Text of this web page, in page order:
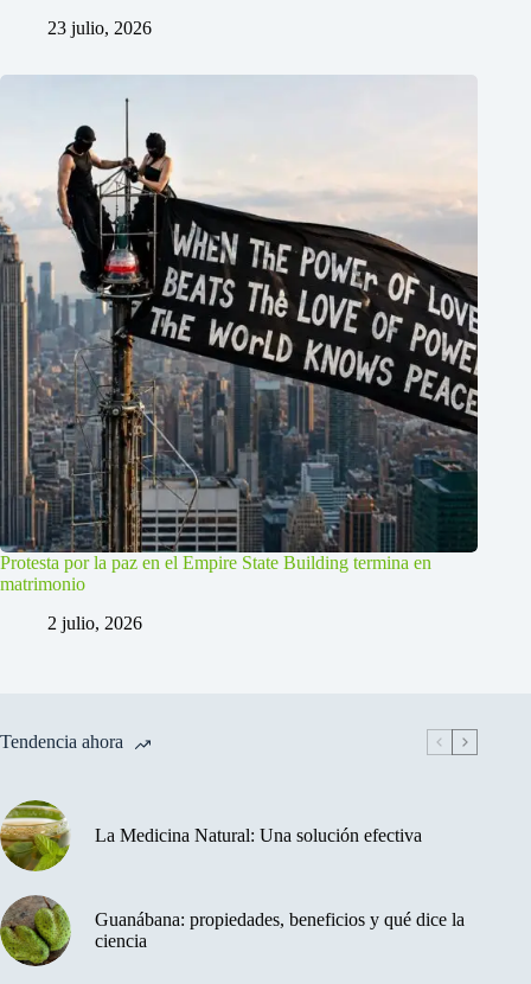
23 julio, 2026
Protesta por la paz en el Empire State Building termina en
matrimonio
2 julio, 2026
Tendencia ahora
La Medicina Natural: Una solución efectiva
Guanábana: propiedades, beneficios y qué dice la
ciencia